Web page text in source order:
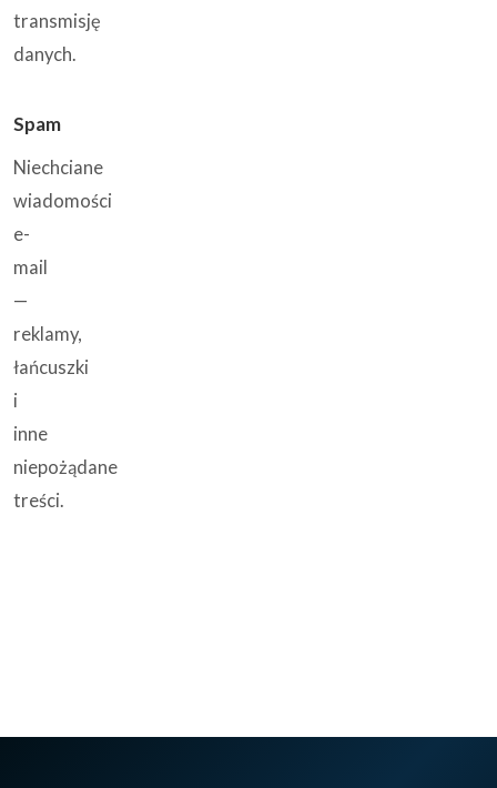
transmisję
danych.
Spam
Niechciane
wiadomości
e-
mail
—
reklamy,
łańcuszki
i
inne
niepożądane
treści.